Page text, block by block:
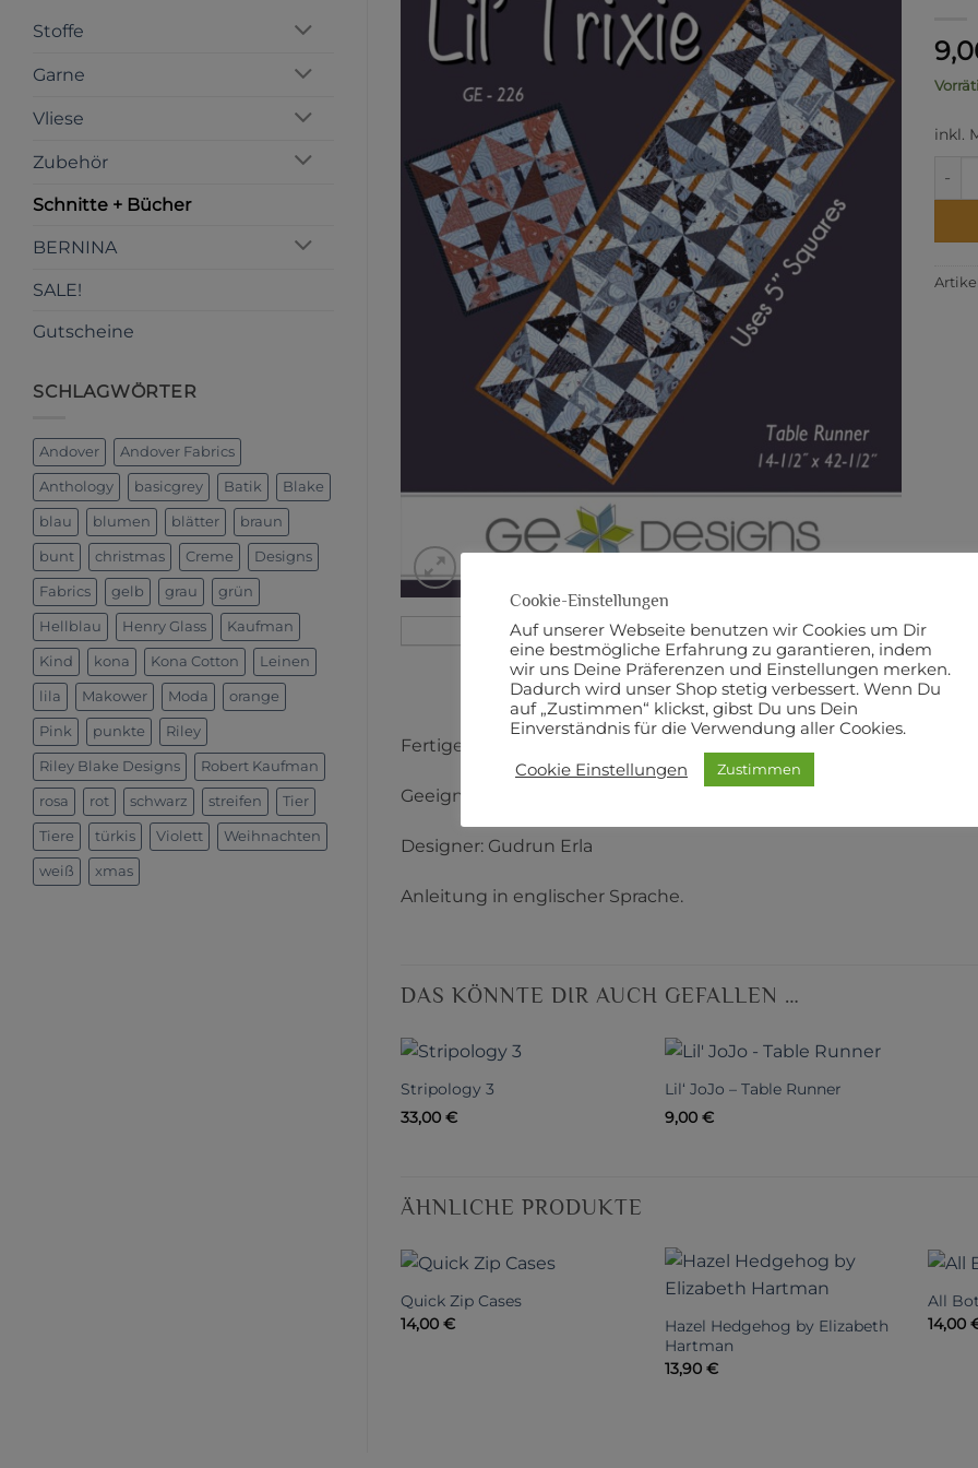
Stoffe
Garne
Vliese
Zubehör
Schnitte + Bücher
BERNINA
SALE!
Gutscheine
SCHLAGWÖRTER
Andover Andover Fabrics
Anthology basicgrey Batik Blake
blau blumen blätter braun
bunt christmas Creme Designs
Fabrics gelb grau grün
Hellblau Henry Glass Kaufman
Kind kona Kona Cotton Leinen
lila Makower Moda orange
Pink punkte Riley
Riley Blake Designs Robert Kaufman
rosa rot schwarz streifen Tier
Tiere türkis Violett Weihnachten
weiß xmas
inkl.
Lil'
BESCHREIBUNG ZUSÄTZLICHE
Fertige Größe des Tischläufers: 14,5 “ x 42,5 “ (ca. 37 cm x 108 cm)
Geeignet für die Verarbeitung von
Designer: Gudrun Erla
Anleitung in englischer Sprache.
DAS KÖNNTE DIR AUCH GEFALLEN …
Stripology 3
33,00 €
Lil‘ JoJo – Table Runner
9,00 €
ÄHNLICHE PRODUKTE
Quick Zip Cases
14,00 €
Hazel Hedgehog by Elizabeth
Hartman
13,90 €
All
14,00
Cookie-Einstellungen
Auf unserer Webseite benutzen wir Cookies um Dir
eine bestmögliche Erfahrung zu garantieren, indem
wir uns Deine Präferenzen und Einstellungen merken.
Dadurch wird unser Shop stetig verbessert. Wenn Du
auf „Zustimmen“ klickst, gibst Du uns Dein
Einverständnis für die Verwendung aller Cookies.
Cookie Einstellungen Zustimmen